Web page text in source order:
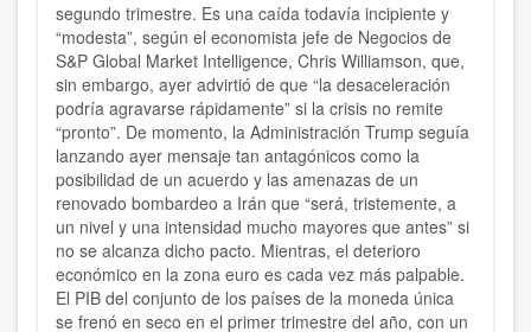
segundo trimestre. Es una caída todavía incipiente y
“modesta”, según el economista jefe de Negocios de
S&P Global Market Intelligence, Chris Williamson, que,
sin embargo, ayer advirtió de que “la desaceleración
podría agravarse rápidamente” si la crisis no remite
“pronto”. De momento, la Administración Trump seguía
lanzando ayer mensaje tan antagónicos como la
posibilidad de un acuerdo y las amenazas de un
renovado bombardeo a Irán que “será, tristemente, a
un nivel y una intensidad mucho mayores que antes” si
no se alcanza dicho pacto. Mientras, el deterioro
económico en la zona euro es cada vez más palpable.
El PIB del conjunto de los países de la moneda única
se frenó en seco en el primer trimestre del año, con un